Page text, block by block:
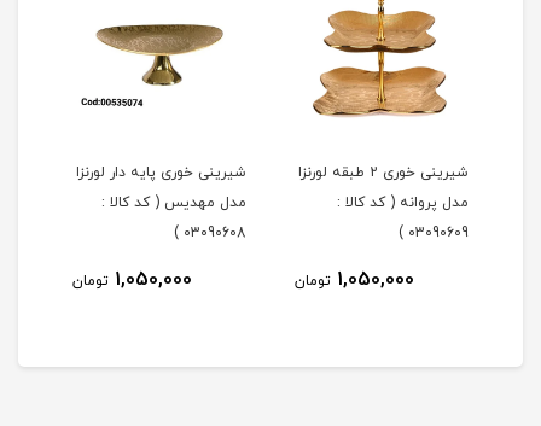
شیرینی خوری 2 طبقه لورنزا
مدل پروانه ( کد کالا :
03090609 )
1,050,000 تومان
شیرینی خوری پایه دار لورنزا
مدل مهدیس ( کد کالا :
03090608 )
1,050,000 تومان